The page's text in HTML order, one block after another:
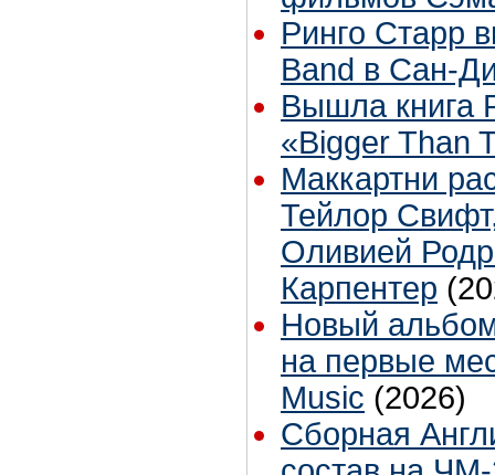
Ринго Старр
Band в Сан-
Вышла книга
«Bigger Than
Маккартни
Тейлор
Оливией
Карпентер
Новый
на первые
Music (2026)
Сборная